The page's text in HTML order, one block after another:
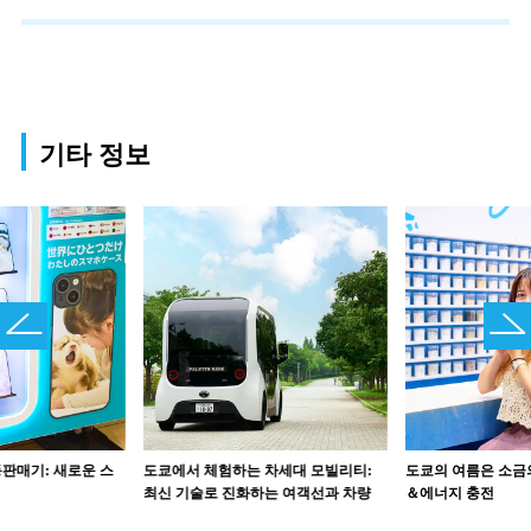
기타 정보
매기: 새로운 스
도쿄에서 체험하는 차세대 모빌리티:
최신 기술로 진화하는 여객선과 차량
도쿄의 여름은 소
＆에너지 충전